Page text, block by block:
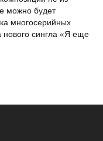
можно будет
многосерийных
нового сингла «Я еще